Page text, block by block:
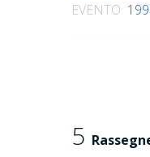
EVENTO
5